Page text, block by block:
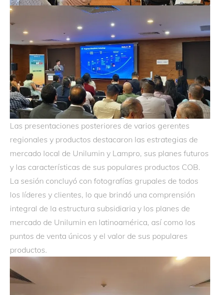
Las presentaciones posteriores de varios gerentes
regionales y productos destacaron las estrategias de
mercado local de Unilumin y Lampro, sus planes futuros
y las características de sus populares productos COB.
La sesión concluyó con fotografías grupales de todos
los líderes y clientes, lo que brindó una comprensión
integral de la estructura subsidiaria y los planes de
mercado de Unilumin en latinoamérica, así como los
puntos de venta únicos y el valor de sus populares
productos.